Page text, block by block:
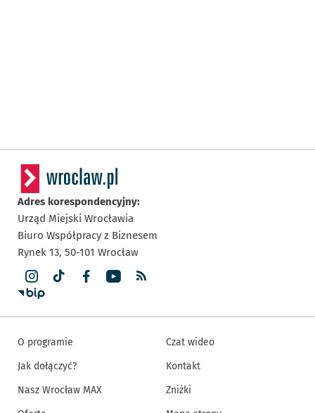
Adres korespondencyjny:
Urząd Miejski Wrocławia
Biuro Współpracy z Biznesem
Rynek 13, 50-101 Wrocław
O programie
Jak dołączyć?
Nasz Wrocław MAX
Czat wideo
Kontakt
Zniżki